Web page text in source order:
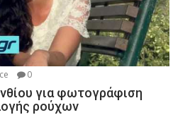
0
για φωτογράφιση
ρούχων